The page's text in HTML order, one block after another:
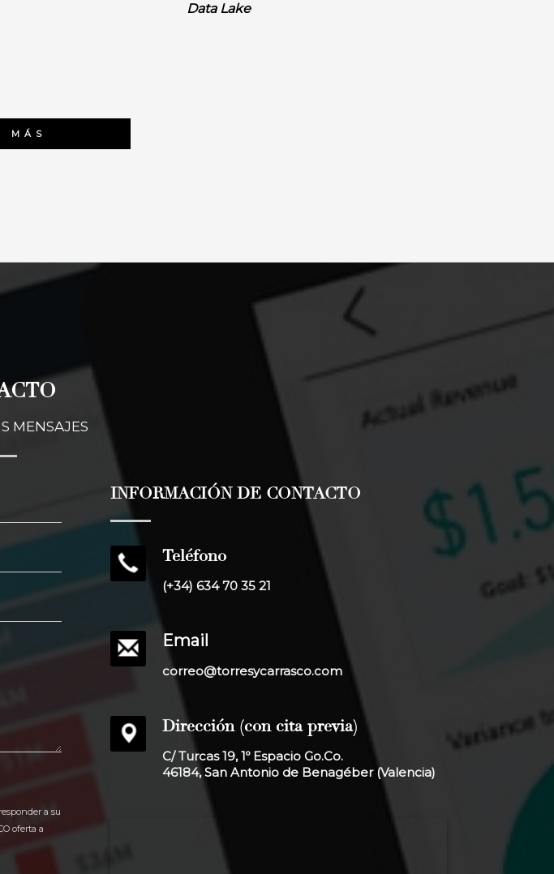
Data Lake
MÁS
MENSAJES
a su
oferta a
INFORMACIÓN DE CONTACTO
Teléfono
(+34) 634 70 35 21
Email
correo@torresycarrasco.com
Dirección (con cita previa)
C/ Turcas 19, 1º Espacio Go.Co.
46184, San Antonio de Benagéber (Valencia)